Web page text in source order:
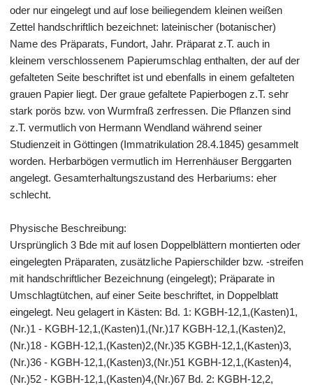
oder nur eingelegt und auf lose beiliegendem kleinen weißen
Zettel handschriftlich bezeichnet: lateinischer (botanischer)
Name des Präparats, Fundort, Jahr. Präparat z.T. auch in
kleinem verschlossenem Papierumschlag enthalten, der auf der
gefalteten Seite beschriftet ist und ebenfalls in einem gefalteten
grauen Papier liegt. Der graue gefaltete Papierbogen z.T. sehr
stark porös bzw. von Wurmfraß zerfressen. Die Pflanzen sind
z.T. vermutlich von Hermann Wendland während seiner
Studienzeit in Göttingen (Immatrikulation 28.4.1845) gesammelt
worden. Herbarbögen vermutlich im Herrenhäuser Berggarten
angelegt. Gesamterhaltungszustand des Herbariums: eher
schlecht.
Physische Beschreibung:
Ursprünglich 3 Bde mit auf losen Doppelblättern montierten oder
eingelegten Präparaten, zusätzliche Papierschilder bzw. -streifen
mit handschriftlicher Bezeichnung (eingelegt); Präparate in
Umschlagtütchen, auf einer Seite beschriftet, in Doppelblatt
eingelegt. Neu gelagert in Kästen: Bd. 1: KGBH-12,1,(Kasten)1,
(Nr.)1 - KGBH-12,1,(Kasten)1,(Nr.)17 KGBH-12,1,(Kasten)2,
(Nr.)18 - KGBH-12,1,(Kasten)2,(Nr.)35 KGBH-12,1,(Kasten)3,
(Nr.)36 - KGBH-12,1,(Kasten)3,(Nr.)51 KGBH-12,1,(Kasten)4,
(Nr.)52 - KGBH-12,1,(Kasten)4,(Nr.)67 Bd. 2: KGBH-12,2,